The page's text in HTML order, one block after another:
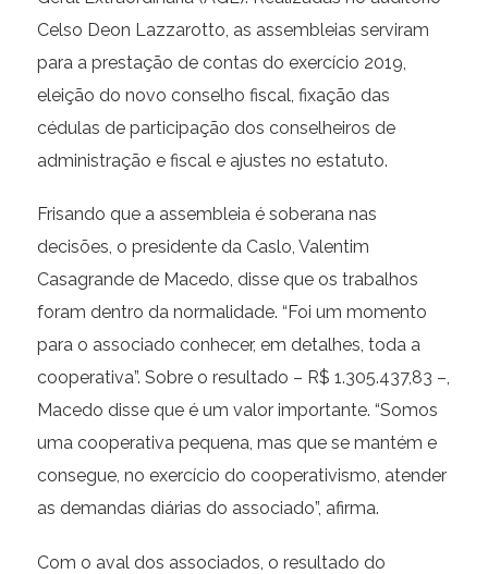
Celso Deon Lazzarotto, as assembleias serviram
para a prestação de contas do exercício 2019,
eleição do novo conselho fiscal, fixação das
cédulas de participação dos conselheiros de
administração e fiscal e ajustes no estatuto.
Frisando que a assembleia é soberana nas
decisões, o presidente da Caslo, Valentim
Casagrande de Macedo, disse que os trabalhos
foram dentro da normalidade. “Foi um momento
para o associado conhecer, em detalhes, toda a
cooperativa”. Sobre o resultado – R$ 1.305.437,83 –,
Macedo disse que é um valor importante. “Somos
uma cooperativa pequena, mas que se mantém e
consegue, no exercício do cooperativismo, atender
as demandas diárias do associado”, afirma.
Com o aval dos associados, o resultado do